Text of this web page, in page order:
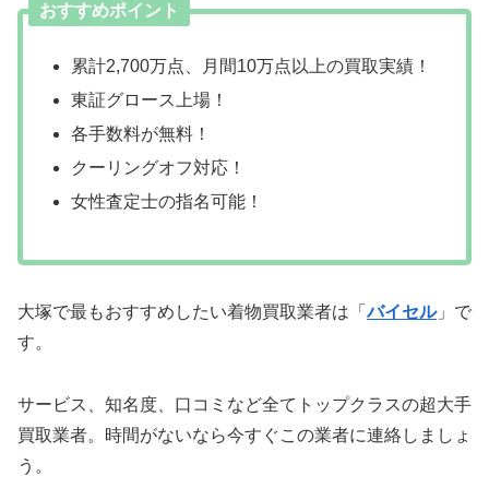
おすすめポイント
累計2,700万点、月間10万点以上の買取実績！
東証グロース上場！
各手数料が無料！
クーリングオフ対応！
女性査定士の指名可能！
大塚で最もおすすめしたい着物買取業者は「バイセル」で
す。
サービス、知名度、口コミなど全てトップクラスの超大手
買取業者。時間がないなら今すぐこの業者に連絡しましょ
う。